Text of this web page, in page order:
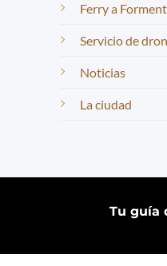
Ferry a
Servicio de dron
Noticias
La ciudad
Tu guía